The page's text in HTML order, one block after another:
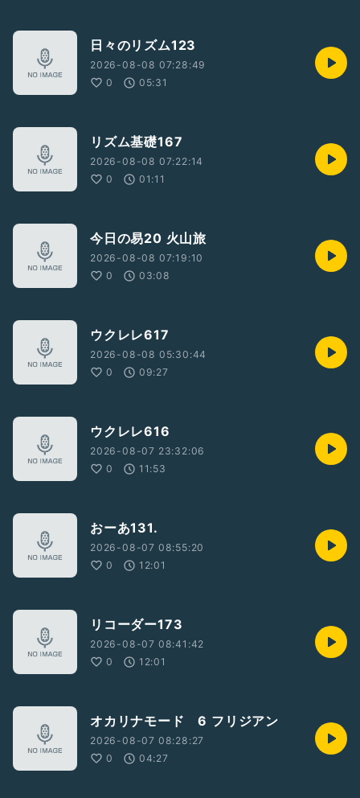
日々のリズム123
2026-08-08 07:28:49
0
05:31
リズム基礎167
2026-08-08 07:22:14
0
01:11
今日の易20 火山旅
2026-08-08 07:19:10
0
03:08
ウクレレ617
2026-08-08 05:30:44
0
09:27
ウクレレ616
2026-08-07 23:32:06
0
11:53
おーあ131.
2026-08-07 08:55:20
0
12:01
リコーダー173
2026-08-07 08:41:42
0
12:01
オカリナモード 6 フリジアン
2026-08-07 08:28:27
0
04:27